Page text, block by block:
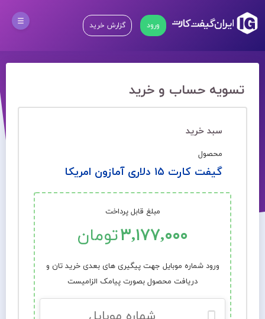
ورود گزارش خرید
تسویه حساب و خرید
سبد خرید
محصول
گیفت کارت ۱۵ دلاری آمازون امریکا
مبلغ قابل پرداخت
۳,۱۷۷,۰۰۰تومان
ورود شماره موبایل جهت پیگیری های بعدی خرید تان و
دریافت محصول بصورت پیامک الزامیست